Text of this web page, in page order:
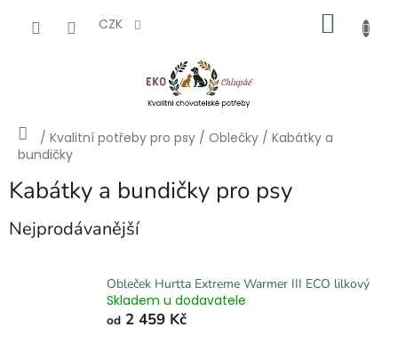
CZK
Domů
/ Kvalitní potřeby pro psy / Oblečky / Kabátky a
bundičky
Kabátky a bundičky pro psy
Nejprodávanější
Obleček Hurtta Extreme Warmer III ECO lilkový
Skladem u dodavatele
od 2 459 Kč